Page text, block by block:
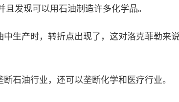
发现可以用石油制造许多化学品。
生产时，转折点出现了，这对洛克菲勒来
石油行业，还可以垄断化学和医疗行业。